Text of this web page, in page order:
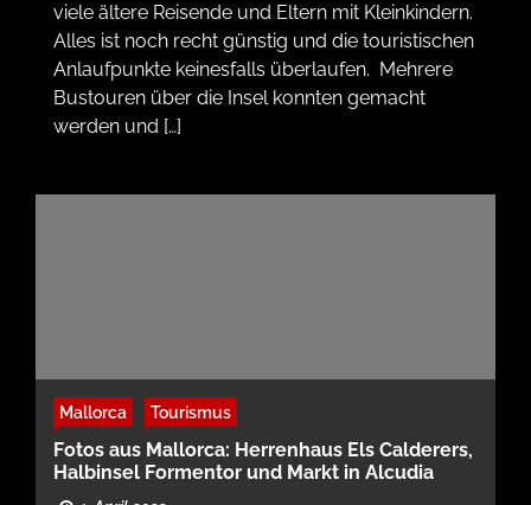
viele ältere Reisende und Eltern mit Kleinkindern.
Alles ist noch recht günstig und die touristischen
Anlaufpunkte keinesfalls überlaufen. Mehrere
Bustouren über die Insel konnten gemacht
werden und […]
Mallorca Tourismus
Fotos aus Mallorca: Herrenhaus Els Calderers,
Halbinsel Formentor und Markt in Alcudia